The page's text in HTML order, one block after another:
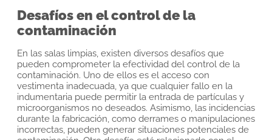
Desafíos en el control de la
contaminación
En las salas limpias, existen diversos desafíos que
pueden comprometer la efectividad del control de la
contaminación. Uno de ellos es el acceso con
vestimenta inadecuada, ya que cualquier fallo en la
indumentaria puede permitir la entrada de partículas y
microorganismos no deseados. Asimismo, las incidencias
durante la fabricación, como derrames o manipulaciones
incorrectas, pueden generar situaciones potenciales de